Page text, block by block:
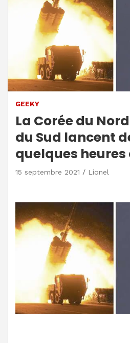
GEEKY
La Corée du
du Sud lancent
quelques
15 septembre 2021 Lionel